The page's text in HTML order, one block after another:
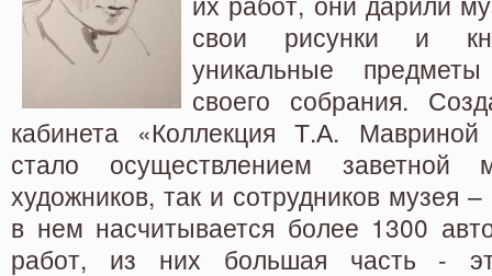
свои рисунки и
уникальные
своего собрания.
кабинета «Коллекция Т.А.
стало осуществлением
художников, так и сотрудников музея
в нем насчитывается более 1300
работ, из них большая часть -